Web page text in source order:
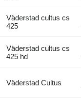
Väderstad cultus cs
425
Väderstad cultus cs
425 hd
Väderstad Cultus